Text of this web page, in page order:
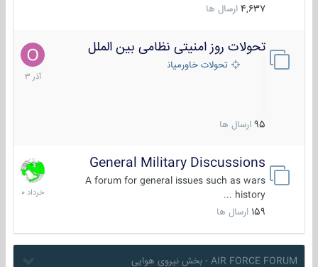
4,637 ارسال ها
تحولات روز امنیتی نظامی بین الملل
تحولات خاورمیانه
95 ارسال ها
21
آذر
1403
General Military Discussions
A forum for general issues such as wars
history ...
159 ارسال ها
10
خرداد
1400
AIR FORCE FORUM - بخش نیروی هوایی